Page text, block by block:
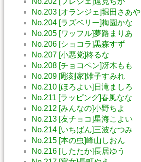
No.203 [オランジェ]堀田さあや
No.204 [ラズベリー]梅園かな
No.205 [ワッフル]夢路まりあ
No.206 [ショコラ]黒森すず
No.207 [小悪党]柊るな
No.208 [チョコペン]冴木もも
No.209 [彫刻家]雉子すみれ
No.210 [ほろよい]日滝ましろ
No.211 [ラッピング]春風なな
No.212 [みんなの]小野ちよ
No.213 [友チョコ]星海こよい
No.214 [いちばん]三波なつみ
No.215 [本の虫]峰山しおん
No.216 [したたか]長居ゆう